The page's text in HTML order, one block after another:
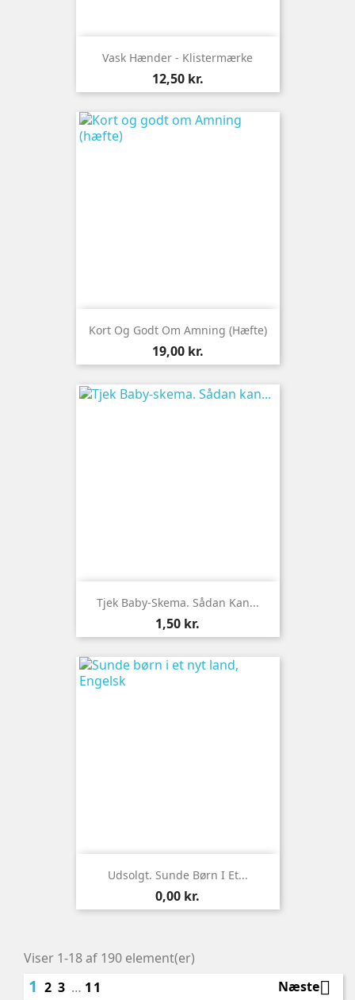
Vask Hænder - Klistermærke
Pris
12,50 kr.
Kort Og Godt Om Amning (hæfte)
Pris
19,00 kr.
Tjek Baby-Skema. Sådan Kan...
Pris
1,50 kr.
Udsolgt. Sunde Børn I Et...
Pris
0,00 kr.
Viser 1-18 af 190 element(er)
1 2 3 … 11 Næste